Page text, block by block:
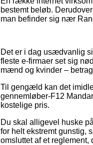
bestemt beløb.
man befinder sig nær
Det er i dag usædvanlig
fleste e-firmaer set sig
mænd og kvinder –
Til gengæld kan det
gennemløber-F12
kostelige pris.
Du skal alligevel huske
for helt ekstremt gunstig,
omsluttet af et